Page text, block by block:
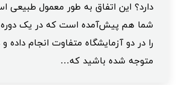
دارد؟ این اتفاق به طور معمول طبیعی
شما هم پیش‌آمده است که در یک
را در دو آزمایشگاه متفاوت انجام داده
متوجه شده باشید که…